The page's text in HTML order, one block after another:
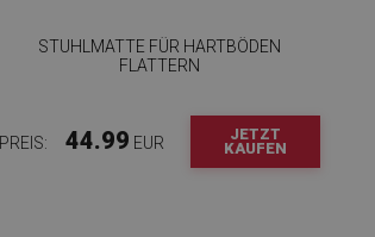
STUHLMATTE FÜR HARTBÖDEN
FLATTERN
PREIS: 44.99 EUR
JETZT
KAUFEN